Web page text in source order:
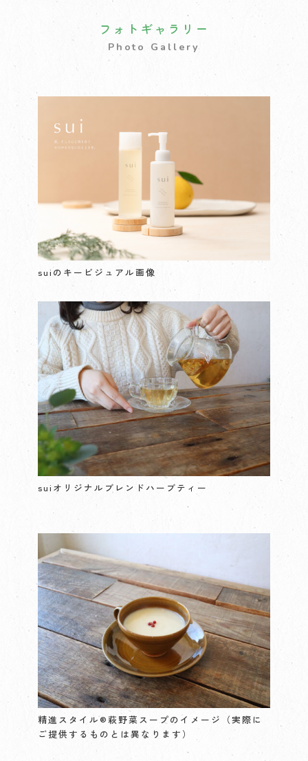
フォトギャラリー
Photo Gallery
suiのキービジュアル画像
suiオリジナルブレンドハーブティー
精進スタイル®︎萩野菜スープのイメージ（実際に
ご提供するものとは異なります）